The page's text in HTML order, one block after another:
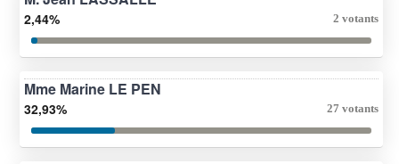
2,44% 2 votants
Mme Marine LE PEN
32,93% 27 votants